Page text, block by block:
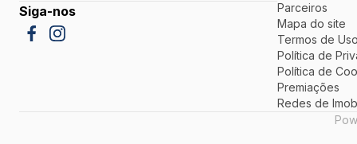
Siga-nos
Parceiros
Mapa do site
Termos de
Política de
Política de
Premiações
Redes de